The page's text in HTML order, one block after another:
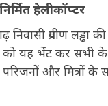
हेलीकॉप्टर
निवासी प्रवीण
यह भेंट कर सभी के
परिजनों और मित्रों के